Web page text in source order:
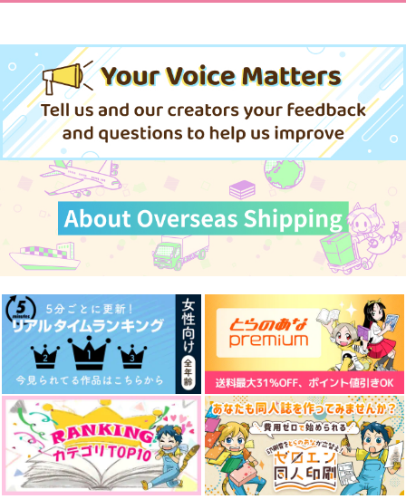
ジャミル×カリム
サンプル
作品詳細
サンプル
作品詳細
円 （税込）
三日月宗近×鶴丸国永
サンプル
作品詳細
ごはんの時間です！
CriticalStarShower
472円（税込）
モリアーティ×ダンテ
サンプル
これからのおれたちは
ふくはうち
3,144円（税込）
ジャミル×カリム
サンプル
ちょっと小さい絵の本
そらまめごはん
770円（税込）
カリム・アルアジーム
サンプル